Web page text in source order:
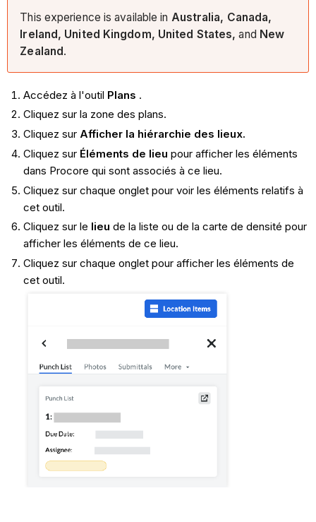
This experience is available in Australia, Canada,
Ireland, United Kingdom, United States,and New
Zealand.
Accédez à l'outil Plans .
Cliquez sur la zone des plans.
Cliquez sur Afficher la hiérarchie des lieux.
Cliquez sur Éléments de lieu pour afficher les éléments
dans Procore qui sont associés à ce lieu.
Cliquez sur chaque onglet pour voir les éléments relatifs à
cet outil.
Cliquez sur le lieu de la liste ou de la carte de densité pour
afficher les éléments de ce lieu.
Cliquez sur chaque onglet pour afficher les éléments de
cet outil.